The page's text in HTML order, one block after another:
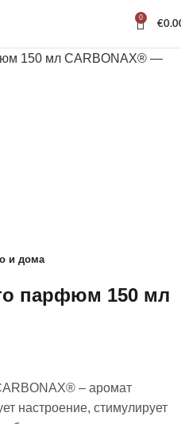
0
€
и дома
парфюм 150 мл
– aромат
настроение, стимулирует